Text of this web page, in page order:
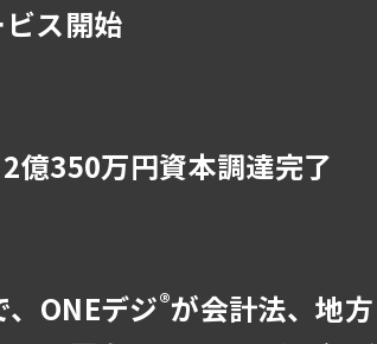
ビス開始
億350万円資本調達完了
ONEデジ®が会計法、地